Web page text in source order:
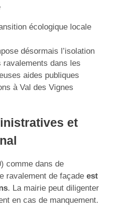
écologique locale
désormais l’isolation
dans les
aides publiques
à Val des Vignes
et
comme dans de
ravalement de façade est
. La mairie peut diligenter
en cas de manquement.